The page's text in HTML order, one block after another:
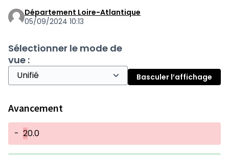
Département Loire-Atlantique
05/09/2024 10:13
Sélectionner le mode de
vue :
Basculer l’affichage
Avancement
- 20.0